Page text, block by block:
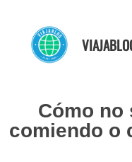
contenido
Cómo no
comiendo o